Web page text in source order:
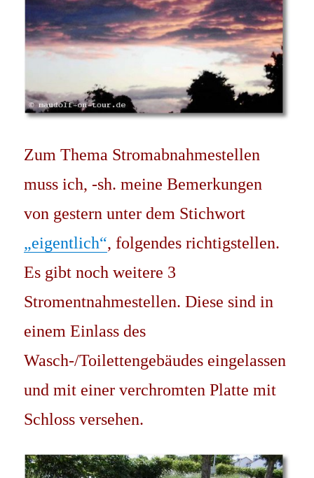
Zum Thema Stromabnahmestellen
muss ich, -sh. meine Bemerkungen
von gestern unter dem Stichwort
„eigentlich“, folgendes richtigstellen.
Es gibt noch weitere 3
Stromentnahmestellen. Diese sind in
einem Einlass des
Wasch-/Toilettengebäudes eingelassen
und mit einer verchromten Platte mit
Schloss versehen.